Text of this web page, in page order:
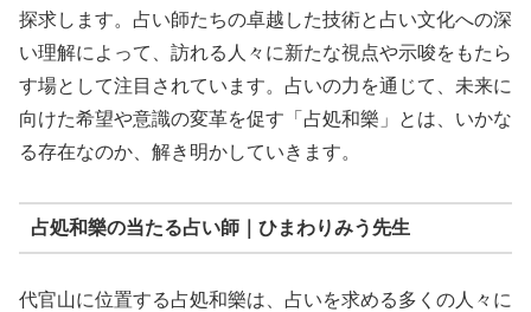
探求します。占い師たちの卓越した技術と占い文化への深
い理解によって、訪れる人々に新たな視点や示唆をもたら
す場として注目されています。占いの力を通じて、未来に
向けた希望や意識の変革を促す「占処和樂」とは、いかな
る存在なのか、解き明かしていきます。
占処和樂の当たる占い師｜ひまわりみう先生
代官山に位置する占処和樂は、占いを求める多くの人々に